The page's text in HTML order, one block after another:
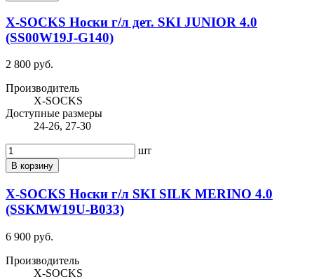
X-SOCKS Носки г/л дет. SKI JUNIOR 4.0
(SS00W19J-G140)
2 800 руб.
Производитель
X-SOCKS
Доступные размеры
24-26, 27-30
шт
В корзину
X-SOCKS Носки г/л SKI SILK MERINO 4.0
(SSKMW19U-B033)
6 900 руб.
Производитель
X-SOCKS